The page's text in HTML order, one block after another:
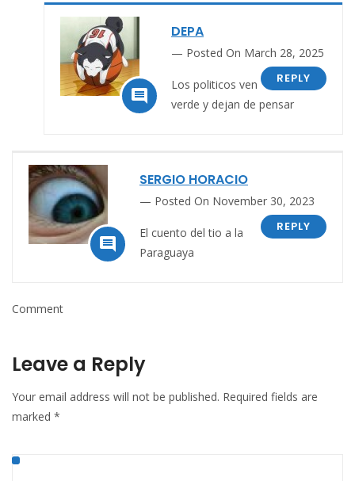

DEPA
Posted On March 28, 2025
REPLY
Los politicos ven
verde y dejan de pensar

SERGIO HORACIO
Posted On November 30, 2023
REPLY
El cuento del tio a la
Paraguaya
Comment
Leave a Reply
Your email address will not be published. Required fields are
marked *